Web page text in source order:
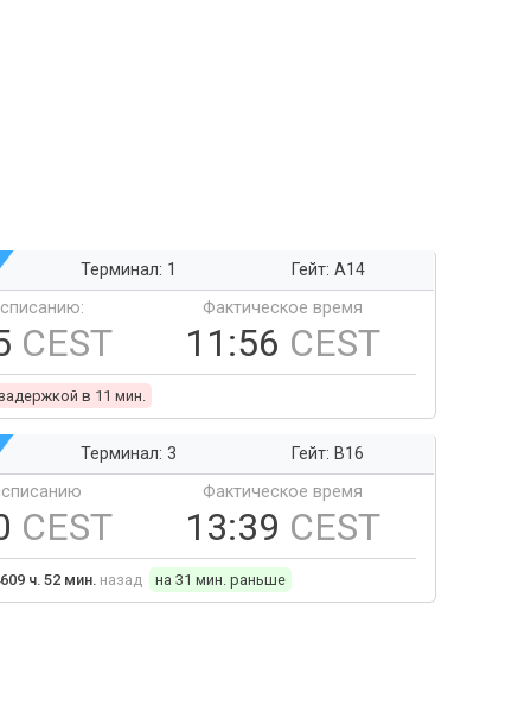
Терминал: 1
Гейт: A14
CEST
Фактическое время
11:56 CEST
в 11 мин.
Терминал: 3
Гейт: B16
CEST
Фактическое время
13:39 CEST
ч. 52 мин. назад на 31 мин. раньше